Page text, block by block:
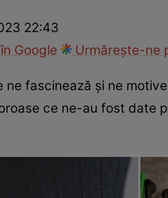
22:43
Google
Urmărește-ne
fascinează și ne
ce ne-au fost date